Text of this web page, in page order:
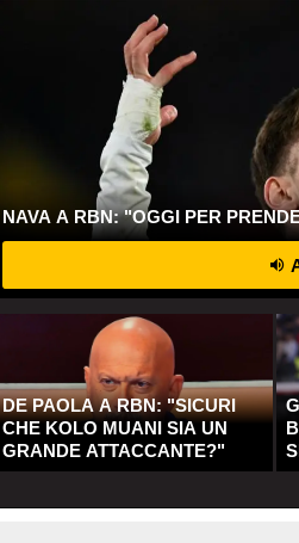
NAVA A RBN: "OGGI PER
DE PAOLA A RBN: "SICURI
CHE KOLO MUANI SIA UN
GRANDE ATTACCANTE?"